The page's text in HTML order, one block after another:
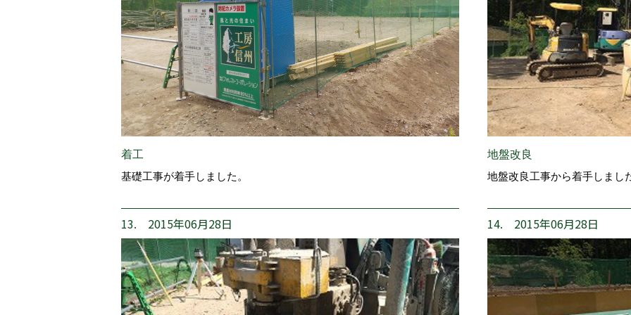
着工
基礎工事が着手しました。
地盤改良
地盤改良工事から着手しまし
13. 2015年06月28日 14. 2015年06月28日